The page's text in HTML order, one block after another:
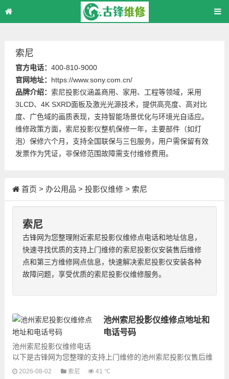
索尼
官方电话： 400-810-9000
官网地址： https://www.sony.com.cn/
品牌介绍： 索尼投影仪涵盖商用、家用、工程等领域，采用
3LCD、4K SXRD面板及激光光源技术，提供高亮度、高对比
度、广色域的画质表现，支持智能场景优化与环境光自适应。
维修政策方面，索尼投影仪整机保修一年，主要部件（如灯
泡）保修六个月，支持全国联保与三包服务，用户需保留有效
发票作为凭证，非保修范围故障需支付维修费用。
首页 > 办公用品 > 投影仪维修> 索尼
索尼
古锋网为您整理附近索尼投影仪维修点电话和地址信息，
快速寻找优质的支持上门维修的索尼投影仪安装售后维修
点和第三方维修网点信息，快速解决索尼投影仪安装各种
故障问题，享受优质的索尼投影仪维修服务。
池州索尼投影仪维修点地址和
电话号码
池州索尼投影仪维修电话
以下是古锋网为您整理的支持上门维修的池州索尼投影仪售后维
修网点地址和号码信息，可以为您提供索尼投影仪的各种型号投
2026-08-02 索尼 41 ℃